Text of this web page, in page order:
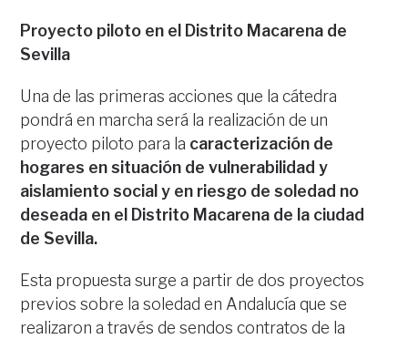
Proyecto piloto en el Distrito Macarena de
Sevilla
Una de las primeras acciones que la cátedra
pondrá en marcha será la realización de un
proyecto piloto para la caracterización de
hogares en situación de vulnerabilidad y
aislamiento social y en riesgo de soledad no
deseada en el Distrito Macarena de la ciudad
de Sevilla.
Esta propuesta surge a partir de dos proyectos
previos sobre la soledad en Andalucía que se
realizaron a través de sendos contratos de la